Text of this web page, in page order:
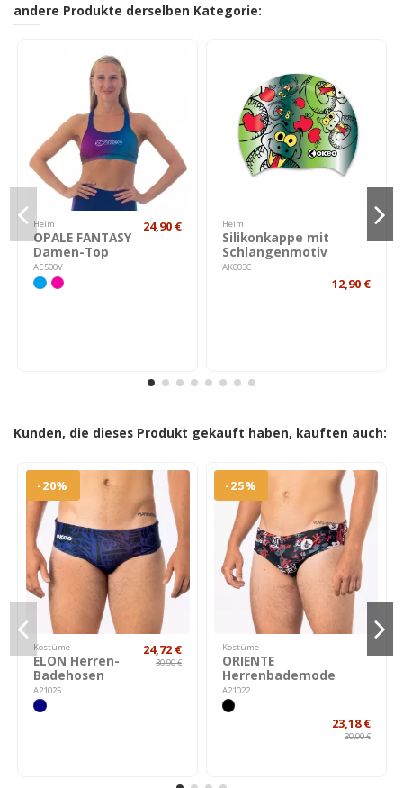
andere Produkte derselben Kategorie:
Heim
OPALE FANTASY
Damen-Top
AE500V
24,90 € Heim
Silikonkappe mit
Schlangenmotiv
AK003C
12,90 €
Kunden, die dieses Produkt gekauft haben, kauften auch:
-20%
Kostüme
ELON Herren-
Badehosen
A21025
24,72 €
30,90 €
-25%
Kostüme
ORIENTE
Herrenbademode
A21022
23,18 €
30,90 €